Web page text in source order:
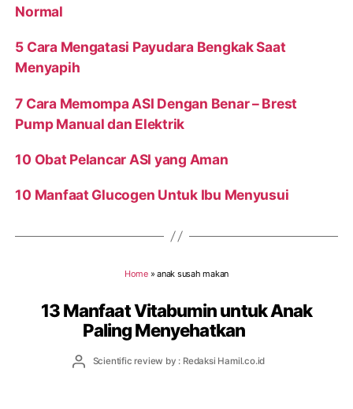
Normal
5 Cara Mengatasi Payudara Bengkak Saat
Menyapih
7 Cara Memompa ASI Dengan Benar – Brest
Pump Manual dan Elektrik
10 Obat Pelancar ASI yang Aman
10 Manfaat Glucogen Untuk Ibu Menyusui
Home»anak susah makan
13 Manfaat Vitabumin untuk Anak
Paling Menyehatkan
PostScientific review by : Redaksi Hamil.co.id